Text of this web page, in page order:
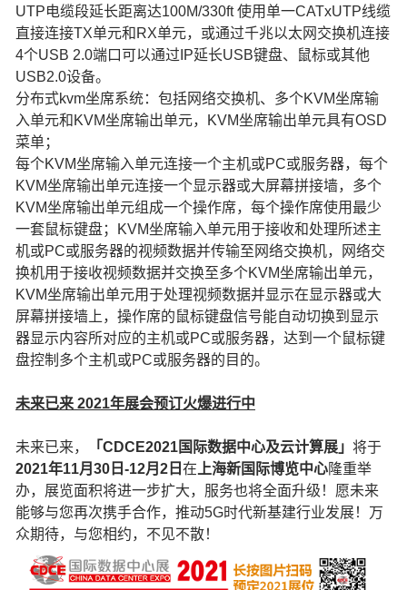
UTP电缆段延长距离达100M/330ft 使用单一CATxUTP线缆
直接连接TX单元和RX单元，或通过千兆以太网交换机连接
4个USB 2.0端口可以通过IP延长USB键盘、鼠标或其他
USB2.0设备。
分布式kvm坐席系统：包括网络交换机、多个KVM坐席输
入单元和KVM坐席输出单元，KVM坐席输出单元具有OSD
菜单；
每个KVM坐席输入单元连接一个主机或PC或服务器，每个
KVM坐席输出单元连接一个显示器或大屏幕拼接墙，多个
KVM坐席输出单元组成一个操作席，每个操作席使用最少
一套鼠标键盘；KVM坐席输入单元用于接收和处理所述主
机或PC或服务器的视频数据并传输至网络交换机，网络交
换机用于接收视频数据并交换至多个KVM坐席输出单元，
KVM坐席输出单元用于处理视频数据并显示在显示器或大
屏幕拼接墙上，操作席的鼠标键盘信号能自动切换到显示
器显示内容所对应的主机或PC或服务器，达到一个鼠标键
盘控制多个主机或PC或服务器的目的。
未来已来 2021年展会预订火爆进行中
未来已来， 「CDCE2021国际数据中心及云计算展」 将于
2021年11月30日-12月2日 在上海新国际博览中心隆重举
办，展览面积将进一步扩大，服务也将全面升级！愿未来
能够与您再次携手合作，推动5G时代新基建行业发展！万
众期待，与您相约，不见不散！